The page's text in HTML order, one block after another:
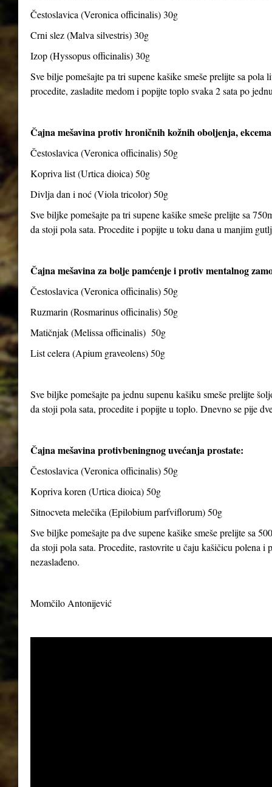
Čestoslavica (Veronica officinalis) 30g
Crni slez (Malva silvestris) 30g
Izop (Hyssopus officinalis) 30g
Sve bilje pomešajte pa tri supene kašike smeše prelijte sa
procedite, zasladite medom i popijte toplo svaka 2 sata po
Čajna mešavina protiv hroničnih kožnih oboljenja,
Čestoslavica (Veronica officinalis) 50g
Kopriva list (Urtica dioica) 50g
Divlja dan i noć (Viola tricolor) 50g
Sve biljke pomešajte pa tri supene kašike smeše prelijte sa
da stoji pola sata. Procedite i popijte u toku dana u manjim
Čajna mešavina za bolje pamćenje i protiv mentalnog
Čestoslavica (Veronica officinalis) 50g
Ruzmarin (Rosmarinus officinalis) 50g
Matičnjak (Melissa officinalis) 50g
List celera (Apium graveolens) 50g
Sve biljke pomešajte pa jednu supenu kašiku smeše prelijte
da stoji pola sata, procedite i popijte u toplo. Dnevno se pije
Čajna mešavina protivbeningnog uvećanja prostate:
Čestoslavica (Veronica officinalis) 50g
Kopriva koren (Urtica dioica) 50g
Sitnocveta melečika (Epilobium parfviflorum) 50g
Sve biljke pomešajte pa dve supene kašike smeše prelijte sa
da stoji pola sata. Procedite, rastovrite u čaju kašičicu polena
nezaslađeno.
Momčilo Antonijević